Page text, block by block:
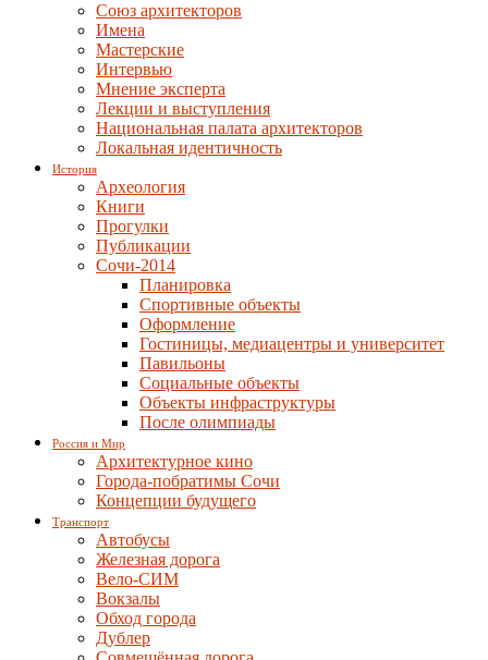
Союз архитекторов
Имена
Мастерские
Интервью
Мнение эксперта
Лекции и выступления
Национальная палата архитекторов
Локальная идентичность
История
Археология
Книги
Прогулки
Публикации
Сочи-2014
Планировка
Спортивные объекты
Оформление
Гостиницы, медиацентры и университет
Павильоны
Социальные объекты
Объекты инфраструктуры
После олимпиады
Россия и Мир
Архитектурное кино
Города-побратимы Сочи
Концепции будущего
Транспорт
Автобусы
Железная дорога
Вело-СИМ
Вокзалы
Обход города
Дублер